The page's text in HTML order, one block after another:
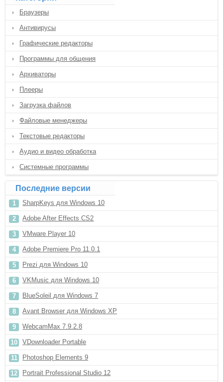
Браузеры
Антивирусы
Графические редакторы
Программы для общения
Архиваторы
Плееры
Загрузка файлов
Файловые менеджеры
Текстовые редакторы
Аудио и видео обработка
Системные программы
Последние версии
SharpKeys для Windows 10
Adobe After Effects CS2
VMware Player 10
Adobe Premiere Pro 11.0.1
Prezi для Windows 10
VKMusic для Windows 10
BlueSoleil для Windows 7
Avant Browser для Windows XP
WebcamMax 7.9.2.8
VDownloader Portable
Photoshop Elements 9
Portrait Professional Studio 12